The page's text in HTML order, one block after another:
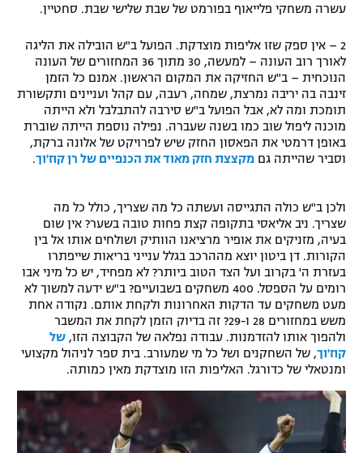
תקנון פעילות ספורט 1
רשיון להקרנה פומבית לבית עסק
הצטרפות לחבילת הערוצים
תגיות
המגזין
עשרה משחקי פלייאוף בפורמט של שבת שלישי שבת. סחטיין.
2 – אין ספק שזו אליפות מוצדקת. הפועל ב"ש הובילה את הליגה
לאורך רוב העונה – למעשה, 30 מתוך 36 המחזורים של העונה
הנוכחית – ב"ש החזיקה את המקום הראשון. אמנם כל הזמן
זינבה בה יריבה נמרצת, שמחה, רעבה, עם קהל ועניינים ותקשורת
תומכת ומה לא, אבל הפועל ב"ש סירבה להתבלבל ולא הייתה
מוכנה ליפול שוב כמו בשנה שעברה. נפילה נוספת הייתה שוברת
באופן דרמטי את הפאסון החזק שיש לפרויקט של אלונה ברקת,
וסביר שהייתה גם מקצצת חזק מאוד את הכנפיים של רן קוז'וך.
ולכן ב"ש כולה התגייסה ועשתה כל מה שצריך, כולל כל מה
שצריך. ניב אליאסי בתקופה קצת פחות טובה בשער? אין שום
בעיה, מזניקים את אופיר מרציאנו הוותיק ושולחים אותו אל בין
הקורות. דן ביטון יוצא מההרכב בגלל ענייני בריאות שייפתרו
בעזרת ה' בקרוב ועל הצד הטוב ביותר? לא מפחיד, יש כל מיני אבו
רומים על הספסל. 400 משחקים בשבועיים? ב"ש ידעה למשוך לא
מעט משחקים עד הדקות האחרונות ולקחת אותם. נקודה אחת
משש במחזורים 28 ו-29? זה בדיוק הזמן לקחת את המשבר
ולהפוך אותו להזדמנות. עבודה נפלאה של הקבוצה הזו, של
קוז'וך, של השחקנים ושל כל מי שמעורב. בית ספר לניהול מקצועי
ומנטאלי של כדורגל. האליפות הזו מוצדקת מאין כמותה.